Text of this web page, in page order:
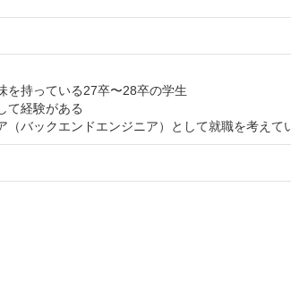
を持っている27卒〜28卒の学生
て経験がある
（バックエンドエンジニア）として就職を考えて